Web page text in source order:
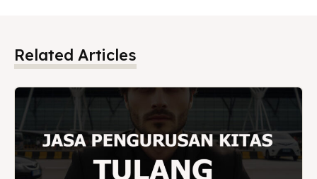
Related Articles